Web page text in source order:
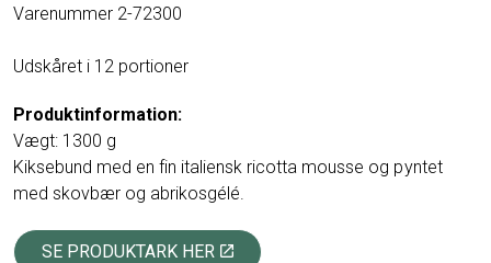
Varenummer 2-72300
Udskåret i 12 portioner
Produktinformation:
Vægt: 1300 g
Kiksebund med en fin italiensk ricotta mousse og pyntet
med skovbær og abrikosgélé.
SE PRODUKTARK HER